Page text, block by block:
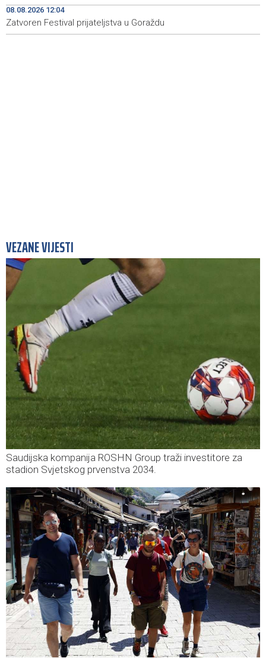
regiona
08.08.2026 12:04
Zatvoren Festival prijateljstva u Goraždu
VEZANE VIJESTI
Saudijska kompanija ROSHN Group traži investitore za
stadion Svjetskog prvenstva 2034.